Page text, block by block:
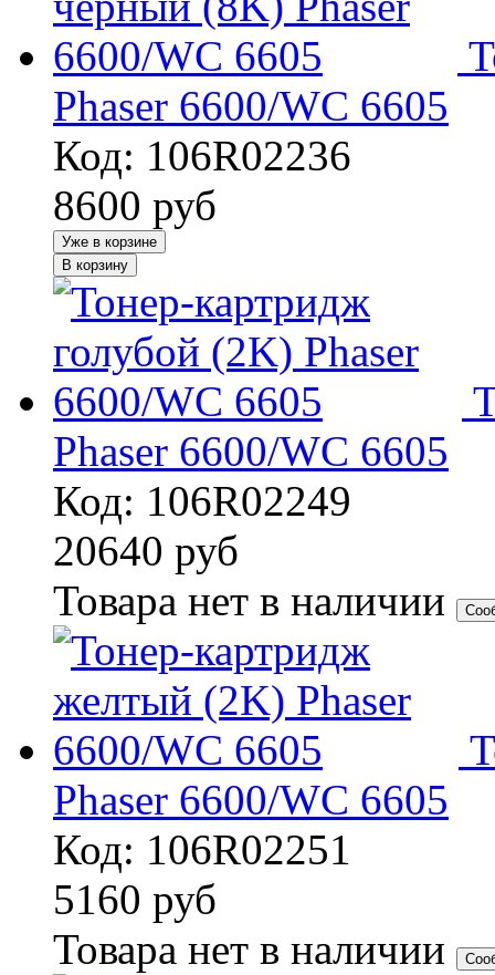
Phaser 6600/WC 6605
Код: 106R02236
8600 руб
Уже в корзине
В корзину
Phaser 6600/WC 6605
Код: 106R02249
20640 руб
Товара нет в наличии
Phaser 6600/WC 6605
Код: 106R02251
5160 руб
Товара нет в наличии